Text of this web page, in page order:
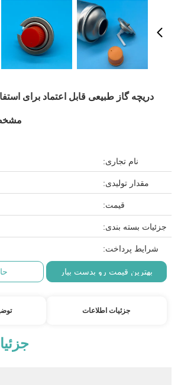
دریچه گاز طبیعی قابل اعتماد برای
نام تجاری:
مقدار تولیدی:
قیمت:
جزئیات بسته بندی:
شرایط پرداخت:
بهترین قیمت رو بدست بیار
جزئیات اطلاعات